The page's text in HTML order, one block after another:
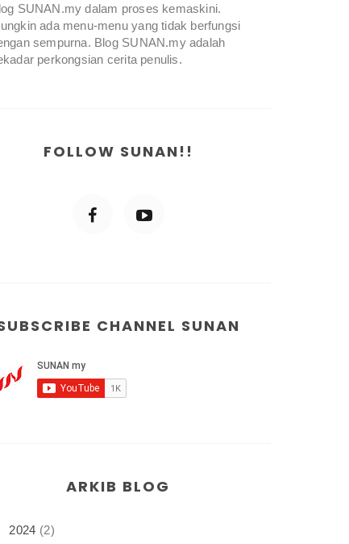
SUNAN.my dalam proses kemaskini.
ada menu-menu yang tidak berfungsi
sempurna. Blog SUNAN.my adalah
perkongsian cerita penulis.
FOLLOW SUNAN!!
CHANNEL SUNAN
ARKIB BLOG
2024 (2)